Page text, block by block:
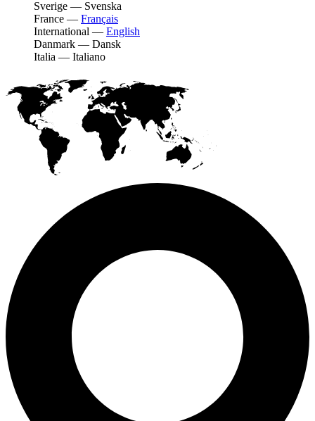
Sverige — Svenska
France — Français
International — English
Danmark — Dansk
Italia — Italiano